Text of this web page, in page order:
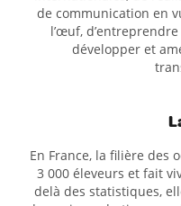
de communication en
l’œuf,
développer et
En France, la filière des
3 000 éleveurs et fait
delà des statistiques,